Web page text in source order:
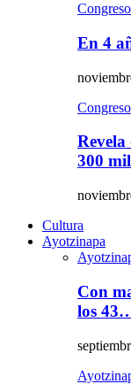
Congreso
En 4
Congreso
300
Cultura
Ayotzinapa
Con
los